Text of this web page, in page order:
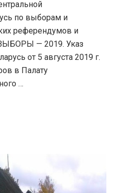
по выборам и
референдумов и
— 2019. Указ
от 5 августа 2019 г.
в Палату
…